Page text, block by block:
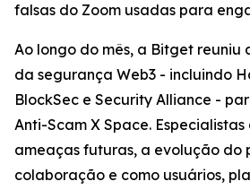
falsas do Zoom usadas para
Ao longo do mês, a Bitget reuniu
da segurança Web3 - incluindo
BlockSec e Security Alliance -
Anti-Scam X Space.
ameaças futuras, a evolução do
colaboração e como usuários,